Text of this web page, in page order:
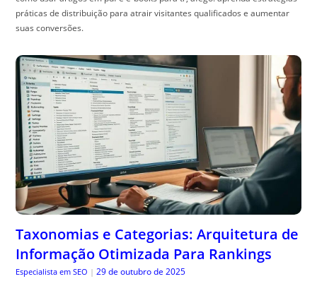
práticas de distribuição para atrair visitantes qualificados e aumentar
suas conversões.
Taxonomias e Categorias: Arquitetura de
Informação Otimizada Para Rankings
Especialista em SEO | 29 de outubro de 2025